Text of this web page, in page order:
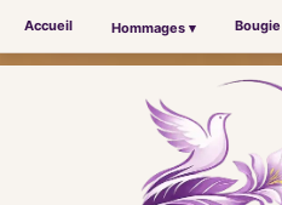
Accueil Hommages ▾ Bougie